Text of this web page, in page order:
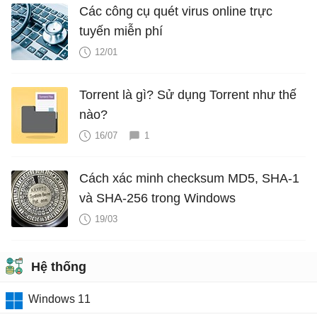
Các công cụ quét virus online trực
tuyến miễn phí
12/01
Torrent là gì? Sử dụng Torrent như thế
nào?
16/07 1
Cách xác minh checksum MD5, SHA-1
và SHA-256 trong Windows
19/03
Hệ thống
Windows 11